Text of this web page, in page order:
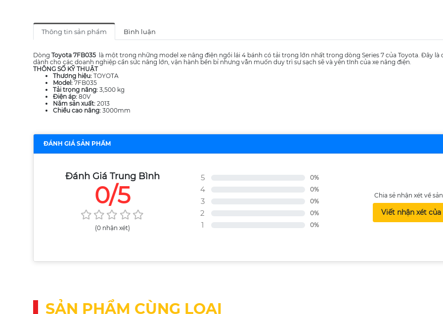
Thông tin sản phẩm Bình luận
Dòng Toyota 7FB035 là một trong những model xe nâng điện ngồi lái 4 bánh có tải trọng lớn nhất trong dòng Series 7 của Toyota. Đây là
dành cho các doanh nghiệp cần sức nâng lớn, vận hành bền bỉ nhưng vẫn muốn duy trì sự sạch sẽ và yên tĩnh của xe nâng điện.
THÔNG SỐ KỸ THUẬT
Thương hiệu: TOYOTA
Model: 7FB035
Tải trọng nâng: 3,500 kg
Điện áp: 80V
Năm sản xuất: 2013
Chiều cao nâng: 3000mm
ĐÁNH GIÁ SẢN PHẨM
Đánh Giá Trung Bình
0/5
(0 nhận xét)
5 0%
4 0%
3 0%
2 0%
1 0%
Chia sẻ nhận xét về
Viết nhận xét của
SẢN PHẨM CÙNG LOẠI